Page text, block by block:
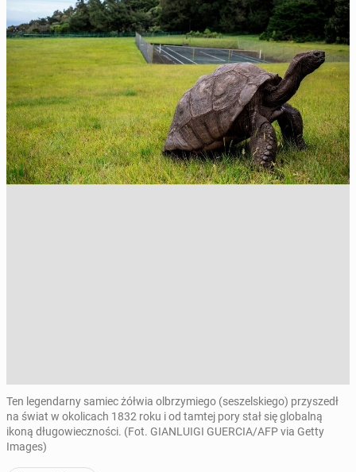
Ten legendarny samiec żółwia olbrzymiego (seszelskiego) przyszedł
na świat w okolicach 1832 roku i od tamtej pory stał się globalną
ikoną długowieczności. (Fot. GIANLUIGI GUERCIA/AFP via Getty
Images)